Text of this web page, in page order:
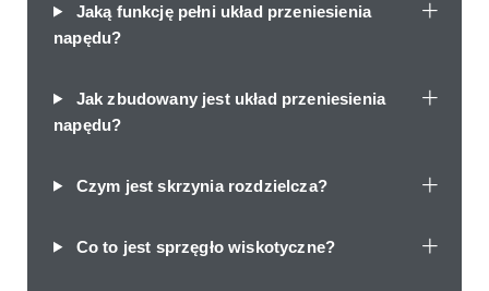
Jaką funkcję pełni układ przeniesienia
napędu?
Jak zbudowany jest układ przeniesienia
napędu?
Czym jest skrzynia rozdzielcza?
Co to jest sprzęgło wiskotyczne?